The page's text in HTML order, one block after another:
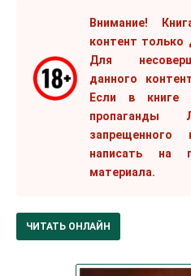
Внимание!
контент только
Для
данного
Если в книге
написать на
материала.
ЧИТАТЬ ОНЛАЙН